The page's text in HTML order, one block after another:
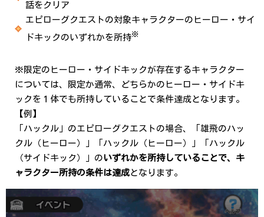
話をクリア
エピローグクエストの対象キャラクターのヒーロー・サイ
ドキックのいずれかを所持※
※限定のヒーロー・サイドキックが存在するキャラクター
については、限定か通常、どちらかのヒーロー・サイドキ
ックを１体でも所持していることで条件達成となります。
【例】
「ハックル」のエピローグクエストの場合、「雄飛のハッ
クル（ヒーロー）」「ハックル（ヒーロー）」「ハックル
（サイドキック）」のいずれかを所持していることで、キ
ャラクター所持の条件は達成となります。